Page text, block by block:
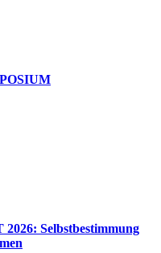
Selbstbestimmung